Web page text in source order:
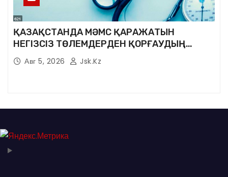
ҚАЗАҚСТАНДА МӘМС ҚАРАЖАТЫН
НЕГІЗСІЗ ТӨЛЕМДЕРДЕН ҚОРҒАУДЫҢ
ЖАҢА ЖҮЙЕСІ ҚҰРЫЛУДА
Авг 5, 2026 Jsk.kz